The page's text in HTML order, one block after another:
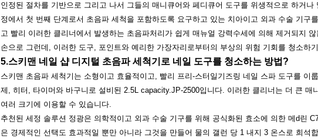
인정된 절차를 기반으로 그리고 나서 그들의 매니큐어와 페디큐어 도구를 위생적으로 하거
정에서 첫 번째 단계로서 초음파 세척을 포함하도록 요구하고 있는 치아이고 외과 수술 기구
고 빨리 이러한 클리너에서 발생하는 초음파처리가 쉽게 매뉴얼 강력수세에 의해 제거되지
손으로 그런데, 이러한 도구, 포인트와 예리한 가장자리로부터의 부상의 위험 기회를 청소하
5.스키맨 네일 샵 디지털 초음파 세척기로 네일 도구를 청소하는 방법?
스키맨 초음파 세척기는 소형이고 효율적이고, 빨리 프리-스터일기즈링 네일 스파 도구를 이
제, 히터, 타이머와 바구니로 설비된 2.5L capacity.JP-2500입니다. 이러한 클리너는 더 큰 매
여러 크기에 이용할 수 있습니다.
추천된 세정 솔루션 정광은 의학적이고 외과 수술 기구를 위해 공식화된 효소에 의한 메d린
은 경제적인 선택도 효과적일 뿐만 아니라 그것을 만들어 물의 갤런 당 1 내지 3 온스로 희석